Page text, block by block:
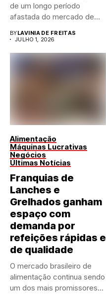
de um longo período
afastada do mercado de...
BYLAVINIA DE FREITAS
JULHO 1, 2026
Alimentação
Máquinas Lucrativas
Negócios
Últimas Notícias
Franquias de
Lanches e
Grelhados ganham
espaço com
demanda por
refeições rápidas e
de qualidade
O mercado brasileiro de
alimentação continua sendo
um dos mais promissores